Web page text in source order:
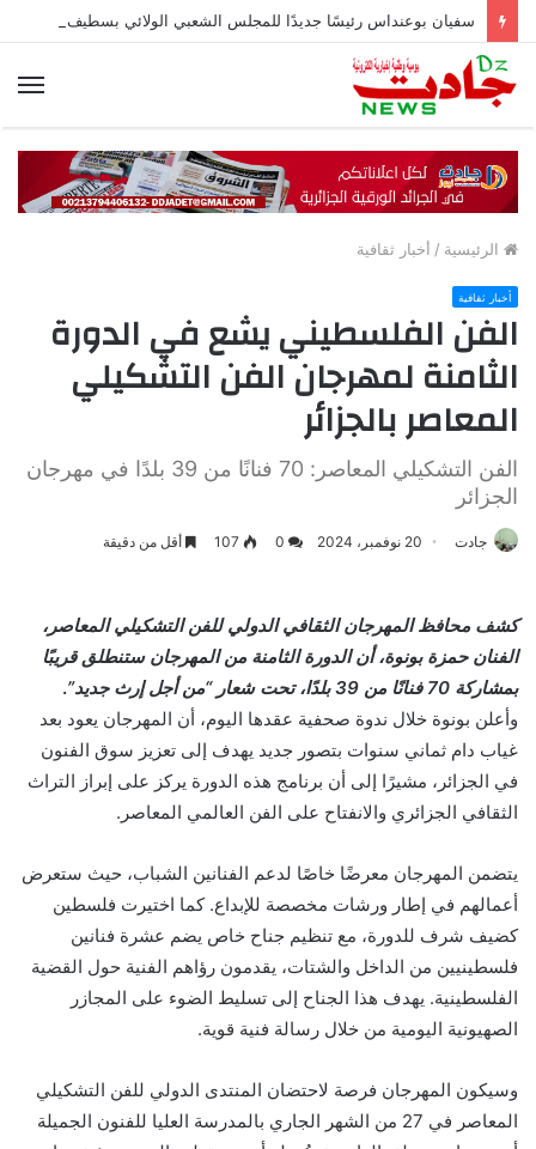
الرئيسية / أخبار ثقافية
أخبار ثقافية
الفن الفلسطيني يشع في الدورة
الثامنة لمهرجان الفن التشكيلي
المعاصر بالجزائر
الفن التشكيلي المعاصر: 70 فنانًا من 39 بلدًا في مهرجان
الجزائر
جادت 20 نوفمبر، 2024 0
107 أقل من دقيقة
كشف محافظ المهرجان الثقافي الدولي للفن التشكيلي المعاصر،
الفنان حمزة بونوة، أن الدورة الثامنة من المهرجان ستنطلق قريبًا
بمشاركة 70 فنانًا من 39 بلدًا، تحت شعار “من أجل إرث جديد”
.
وأعلن بونوة خلال ندوة صحفية عقدها اليوم، أن المهرجان يعود بعد
غياب دام ثماني سنوات بتصور جديد يهدف إلى تعزيز سوق الفنون
في الجزائر، مشيرًا إلى أن برنامج هذه الدورة يركز على إبراز التراث
الثقافي الجزائري والانفتاح على الفن العالمي المعاصر.
يتضمن المهرجان معرضًا خاصًا لدعم الفنانين الشباب، حيث ستعرض
أعمالهم في إطار ورشات مخصصة للإبداع. كما اختيرت فلسطين
كضيف شرف للدورة، مع تنظيم جناح خاص يضم عشرة فنانين
فلسطينيين من الداخل والشتات، يقدمون رؤاهم الفنية حول القضية
الفلسطينية. يهدف هذا الجناح إلى تسليط الضوء على المجازر
الصهيونية اليومية من خلال رسالة فنية قوية.
وسيكون المهرجان فرصة لاحتضان المنتدى الدولي للفن التشكيلي
المعاصر في 27 من الشهر الجاري بالمدرسة العليا للفنون الجميلة